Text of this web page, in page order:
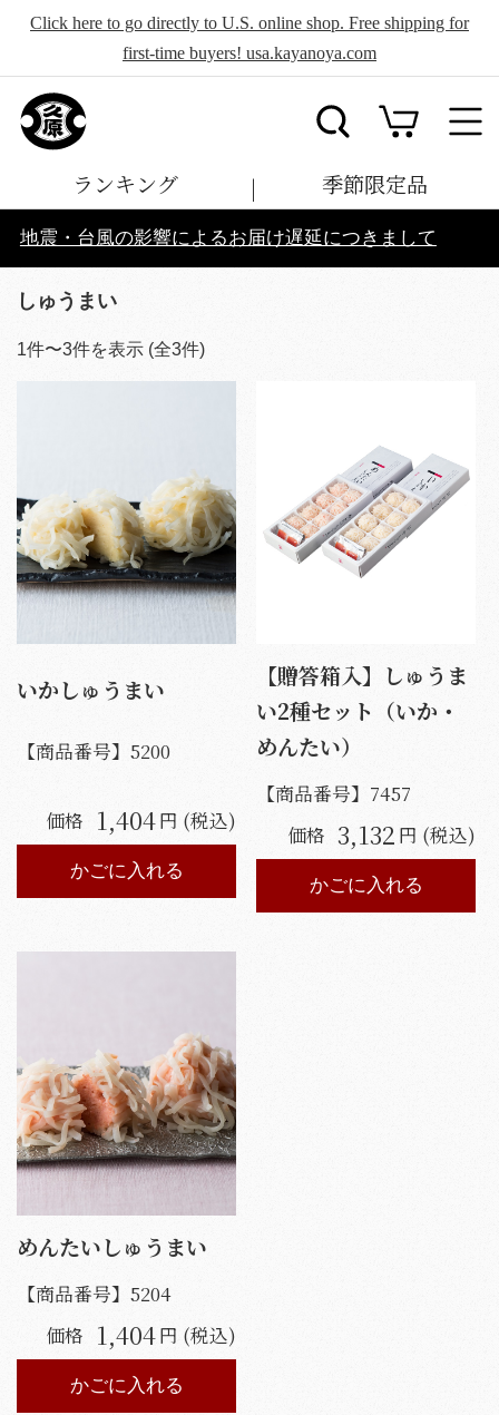
Click here to go directly to U.S. online shop. Free shipping for
first-time buyers! usa.kayanoya.com
ランキング 季節限定品
地震・台風の影響によるお届け遅延につきまして
しゅうまい
1件〜3件を表示 (全3件)
いかしゅうまい
【商品番号】 5200
価格 1,404円 (税込)
かごに入れる
【贈答箱入】しゅうま
い2種セット（いか・
めんたい）
【商品番号】 7457
価格 3,132 円 (税込)
かごに入れる
めんたいしゅうまい
【商品番号】 5204
価格 1,404円 (税込)
かごに入れる